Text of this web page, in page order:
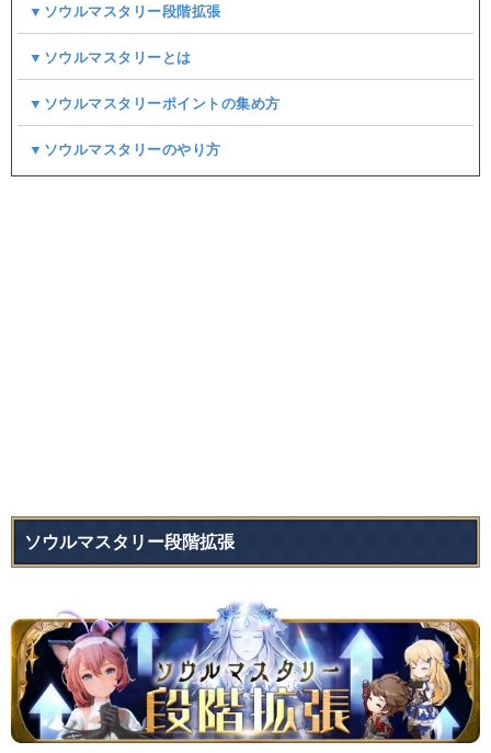
▼ソウルマスタリー段階拡張
▼ソウルマスタリーとは
▼ソウルマスタリーポイントの集め方
▼ソウルマスタリーのやり方
ソウルマスタリー段階拡張